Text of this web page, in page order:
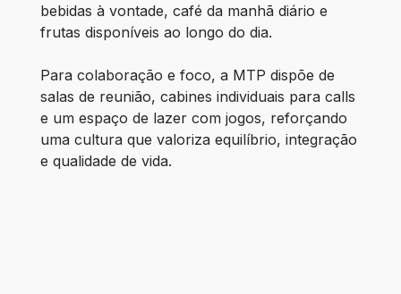
bebidas à vontade, café da manhã diário e
frutas disponíveis ao longo do dia.
Para colaboração e foco, a MTP dispõe de
salas de reunião, cabines individuais para calls
e um espaço de lazer com jogos, reforçando
uma cultura que valoriza equilíbrio, integração
e qualidade de vida.